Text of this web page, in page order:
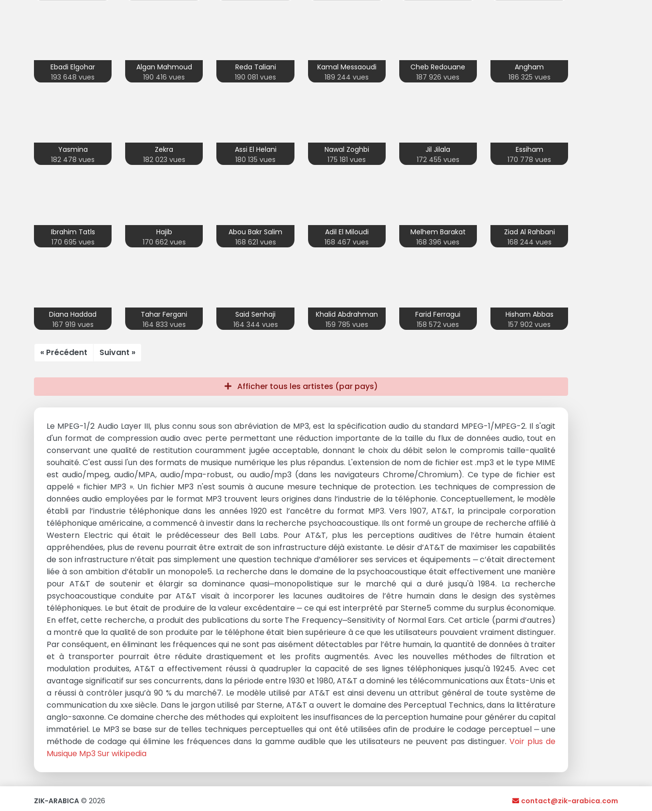
Ebadi Elgohar
193 648 vues
Algan Mahmoud
190 416 vues
Reda Taliani
190 081 vues
Kamal Messaoudi
189 244 vues
Cheb Redouane
187 926 vues
Angham
186 325 vues
Yasmina
182 478 vues
Zekra
182 023 vues
Assi El Helani
180 135 vues
Nawal Zoghbi
175 181 vues
Jil Jilala
172 455 vues
Essiham
170 778 vues
Ibrahim Tatls
170 695 vues
Hajib
170 662 vues
Abou Bakr Salim
168 621 vues
Adil El Miloudi
168 467 vues
Melhem Barakat
168 396 vues
Ziad Al Rahbani
168 244 vues
Diana Haddad
167 919 vues
Tahar Fergani
164 833 vues
Said Senhaji
164 344 vues
Khalid Abdrahman
159 785 vues
Farid Ferragui
158 572 vues
Hisham Abbas
157 902 vues
« Précédent Suivant »
Afficher tous les artistes (par pays)
Le MPEG-1/2 Audio Layer III, plus connu sous son abréviation de MP3, est la spécification audio du standard MPEG-1/MPEG-2. Il s'agit
d'un format de compression audio avec perte permettant une réduction importante de la taille du flux de données audio, tout en
conservant une qualité de restitution couramment jugée acceptable, donnant le choix du débit selon le compromis taille-qualité
souhaité. C'est aussi l'un des formats de musique numérique les plus répandus. L'extension de nom de fichier est .mp3 et le type MIME
est audio/mpeg, audio/MPA, audio/mpa-robust, ou audio/mp3 (dans les navigateurs Chrome/Chromium). Ce type de fichier est
appelé « fichier MP3 ». Un fichier MP3 n'est soumis à aucune mesure technique de protection. Les techniques de compression de
données audio employées par le format MP3 trouvent leurs origines dans l’industrie de la téléphonie. Conceptuellement, le modèle
établi par l’industrie téléphonique dans les années 1920 est l’ancêtre du format MP3. Vers 1907, AT&T, la principale corporation
téléphonique américaine, a commencé à investir dans la recherche psychoacoustique. Ils ont formé un groupe de recherche affilié à
Western Electric qui était le prédécesseur des Bell Labs. Pour AT&T, plus les perceptions auditives de l’être humain étaient
appréhendées, plus de revenu pourrait être extrait de son infrastructure déjà existante. Le désir d’AT&T de maximiser les capabilités
de son infrastructure n’était pas simplement une question technique d’améliorer ses services et équipements ‒ c’était directement
liée à son ambition d’établir un monopole5. La recherche dans le domaine de la psychoacoustique était effectivement une manière
pour AT&T de soutenir et élargir sa dominance quasi‒monopolistique sur le marché qui a duré jusqu'à 1984. La recherche
psychoacoustique conduite par AT&T visait à incorporer les lacunes auditoires de l’être humain dans le design des systèmes
téléphoniques. Le but était de produire de la valeur excédentaire ‒ ce qui est interprété par Sterne5 comme du surplus économique.
En effet, cette recherche, a produit des publications du sorte The Frequency‒Sensitivity of Normal Ears. Cet article (parmi d’autres)
a montré que la qualité de son produite par le téléphone était bien supérieure à ce que les utilisateurs pouvaient vraiment distinguer.
Par conséquent, en éliminant les fréquences qui ne sont pas aisément détectables par l’être humain, la quantité de données à traiter
et à transporter pourrait être réduite drastiquement et les profits augmentés. Avec les nouvelles méthodes de filtration et
modulation produites, AT&T a effectivement réussi à quadrupler la capacité de ses lignes téléphoniques jusqu'à 19245. Avec cet
avantage significatif sur ses concurrents, dans la période entre 1930 et 1980, AT&T a dominé les télécommunications aux États-Unis et
a réussi à contrôler jusqu’à 90 % du marché7. Le modèle utilisé par AT&T est ainsi devenu un attribut général de toute système de
communication du xxe siècle. Dans le jargon utilisé par Sterne, AT&T a ouvert le domaine des Perceptual Technics, dans la littérature
anglo-saxonne. Ce domaine cherche des méthodes qui exploitent les insuffisances de la perception humaine pour générer du capital
immatériel. Le MP3 se base sur de telles techniques perceptuelles qui ont été utilisées afin de produire le codage perceptuel ‒ une
méthode de codage qui élimine les fréquences dans la gamme audible que les utilisateurs ne peuvent pas distinguer.Voir plus de
Musique Mp3 Sur wikipedia
contact@zik-arabica.com
ZIK-ARABICA © 2026